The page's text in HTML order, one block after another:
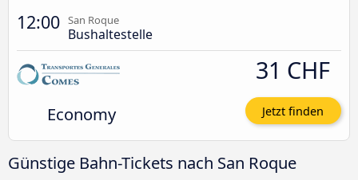
12:00 San Roque
Bushaltestelle
Economy
31 CHF
Jetzt finden
Günstige Bahn-Tickets nach San Roque